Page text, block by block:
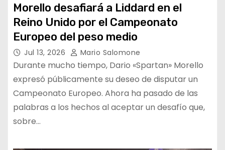
Morello desafiará a Liddard en el
Reino Unido por el Campeonato
Europeo del peso medio
Jul 13, 2026 Mario Salomone
Durante mucho tiempo, Dario «Spartan» Morello
expresó públicamente su deseo de disputar un
Campeonato Europeo. Ahora ha pasado de las
palabras a los hechos al aceptar un desafío que,
sobre…